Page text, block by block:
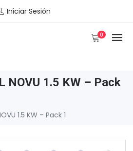
Iniciar Sesión
0
NOVU 1.5 KW – Pack
1.5 KW – Pack 1